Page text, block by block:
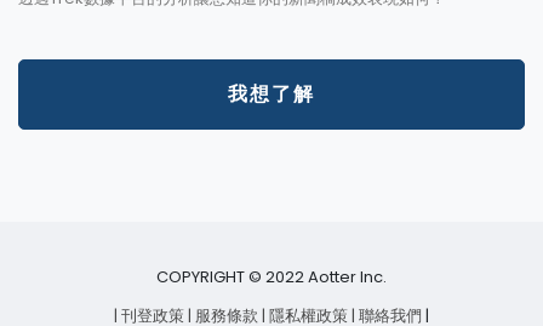
我想了解
COPYRIGHT © 2022 Aotter Inc.
| 刊登政策 | 服務條款 | 隱私權政策 | 聯絡我們 |